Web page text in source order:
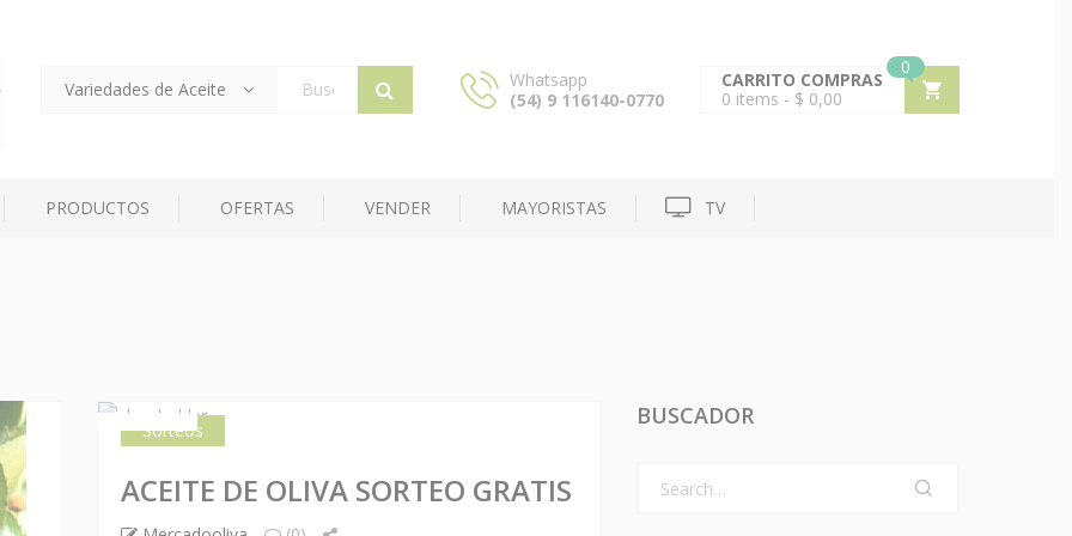
Variedades de Aceite
Products
Whatsapp
(54) 9 116140-0770
0
CARRITO COMPRAS
0 items - $ 0,00
PRODUCTOS OFERTAS VENDER MAYORISTAS TV
26 FEB
Sorteos
ACEITE DE OLIVA SORTEO GRATIS
BUSCADOR